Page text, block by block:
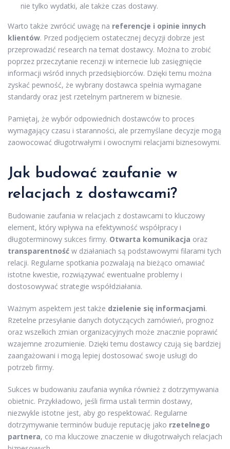
nie tylko wydatki, ale także czas dostawy.
Warto także zwrócić uwagę na referencje i opinie innych
klientów. Przed podjęciem ostatecznej decyzji dobrze jest
przeprowadzić research na temat dostawcy. Można to zrobić
poprzez przeczytanie recenzji w internecie lub zasięgnięcie
informacji wśród innych przedsiębiorców. Dzięki temu można
zyskać pewność, że wybrany dostawca spełnia wymagane
standardy oraz jest rzetelnym partnerem w biznesie.
Pamiętaj, że wybór odpowiednich dostawców to proces
wymagający czasu i staranności, ale przemyślane decyzje mogą
zaowocować długotrwałymi i owocnymi relacjami biznesowymi.
Jak budować zaufanie w
relacjach z dostawcami?
Budowanie zaufania w relacjach z dostawcami to kluczowy
element, który wpływa na efektywność współpracy i
długoterminowy sukces firmy. Otwarta komunikacja oraz
transparentność w działaniach są podstawowymi filarami tych
relacji. Regularne spotkania pozwalają na bieżąco omawiać
istotne kwestie, rozwiązywać ewentualne problemy i
dostosowywać strategie współdziałania.
Ważnym aspektem jest także dzielenie się informacjami.
Rzetelne przesyłanie danych dotyczących zamówień, prognoz
oraz wszelkich zmian organizacyjnych może znacznie poprawić
wzajemne zrozumienie. Dzięki temu dostawcy czują się bardziej
zaangażowani i mogą lepiej dostosować swoje usługi do
potrzeb firmy.
Sukces w budowaniu zaufania wynika również z dotrzymywania
obietnic. Przykładowo, jeśli firma ustali termin dostawy,
niezwykle istotne jest, aby go respektować. Regularne
dotrzymywanie terminów buduje reputację jako rzetelnego
partnera, co ma kluczowe znaczenie w długotrwałych relacjach